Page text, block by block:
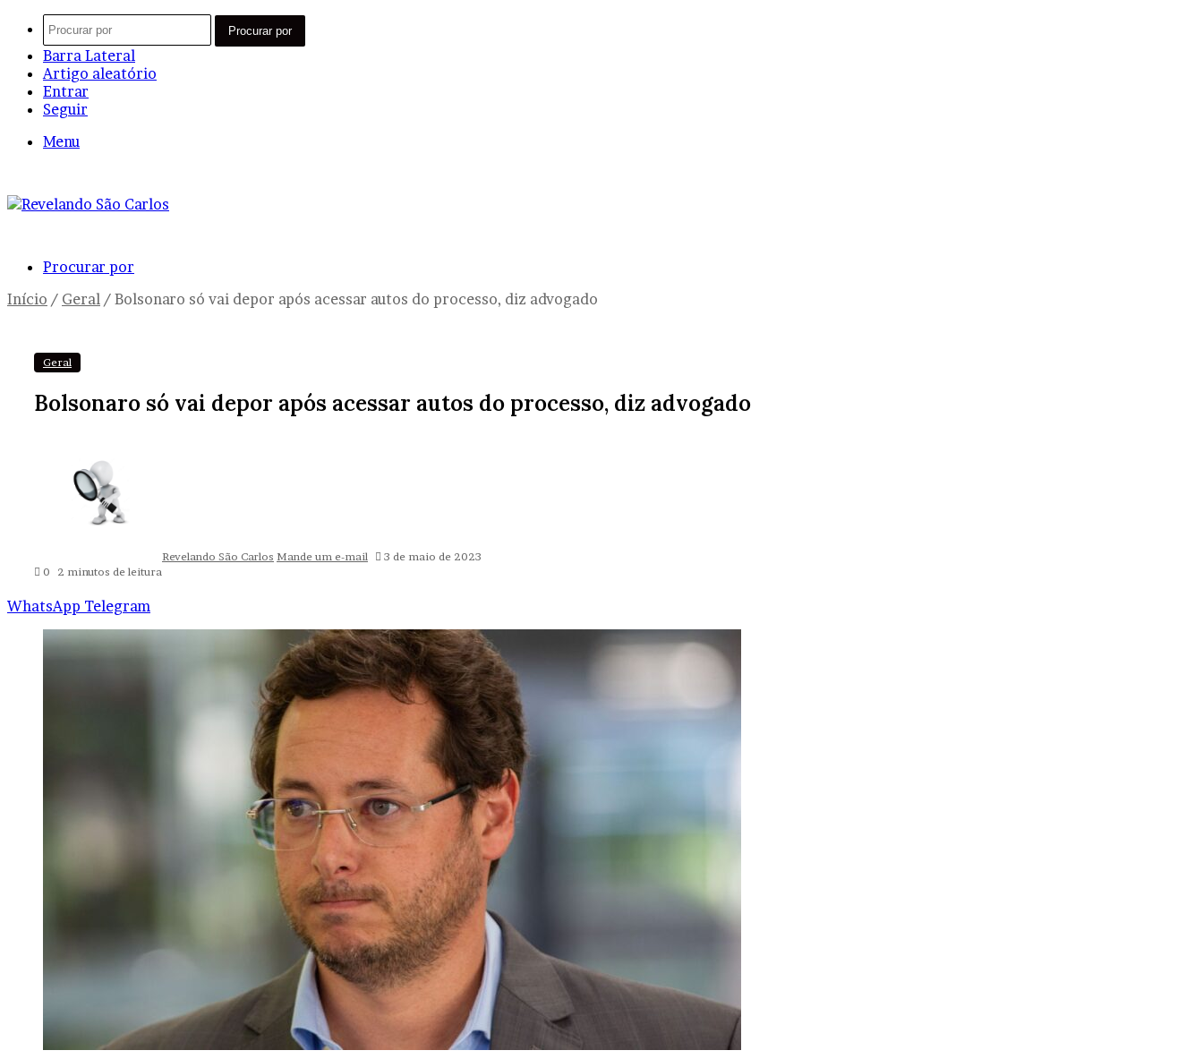
Procurar por
Barra Lateral
Artigo aleatório
Entrar
Seguir
Menu
Procurar por
Início / Geral / Bolsonaro só vai depor após acessar autos do processo, diz advogado
Geral
Bolsonaro só vai depor após acessar autos do processo, diz advogado
Revelando São Carlos Mande um e-mail
3 de maio de 2023
0
2 minutos de leitura
WhatsApp Telegram